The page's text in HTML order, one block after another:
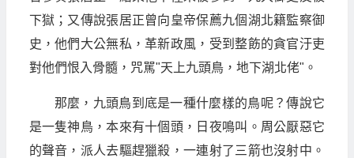
下獄；又傳說張居正曾向皇帝保薦九個湖北籍監察御
史，他們大公無私，革新政風，受到整飭的貪官汙吏
對他們恨入骨髓，咒駡"天上九頭鳥，地下湖北佬"。
那麼，九頭鳥到底是一種什麼樣的鳥呢？傳說它
是一隻神鳥，本來有十個頭，日夜鳴叫。周公厭惡它
的聲音，派人去驅趕獵殺，一連射了三箭也沒射中。